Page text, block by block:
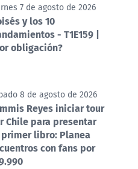
7 de agosto de 2026
y los 10
- T1E159 |
obligación?
8 de agosto de 2026
Reyes iniciar tour
Chile para presentar
libro: Planea
con fans por